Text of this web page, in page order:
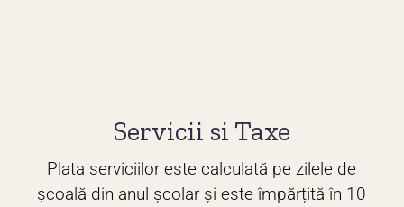
Servicii si Taxe
Plata serviciilor este calculată pe zilele de
școală din anul școlar și este împărțită în 10